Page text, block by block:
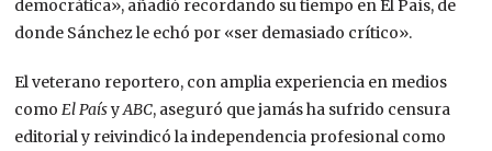
democrática», añadió recordando su tiempo en El País, de
donde Sánchez le echó por «ser demasiado crítico».
El veterano reportero, con amplia experiencia en medios
comoEl PaísyABC, aseguró que jamás ha sufrido censura
editorial y reivindicó la independencia profesional como